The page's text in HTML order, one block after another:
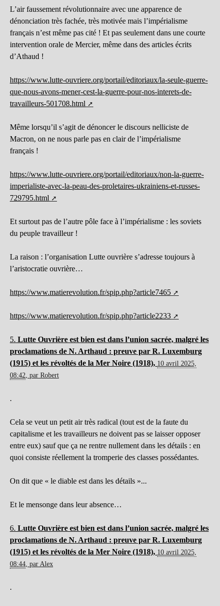
L’air faussement révolutionnaire avec une apparence de
dénonciation très fachée, très motivée mais l’impérialisme
français n’est même pas cité ! Et pas seulement dans une courte
intervention orale de Mercier, même dans des articles écrits
d’Athaud !
https://www.lutte-ouvriere.org/portail/editoriaux/la-seule-guerre-
que-nous-avons-mener-cest-la-guerre-pour-nos-interets-de-
travailleurs-501708.html
Même lorsqu’il s’agit de dénoncer le discours nelliciste de
Macron, on ne nous parle pas en clair de l’impérialisme
français !
https://www.lutte-ouvriere.org/portail/editoriaux/non-la-guerre-
imperialiste-avec-la-peau-des-proletaires-ukrainiens-et-russes-
729795.html
Et surtout pas de l’autre pôle face à l’impérialisme : les soviets
du peuple travailleur !
La raison : l’organisation Lutte ouvrière s’adresse toujours à
l’aristocratie ouvrière…
https://www.matierevolution.fr/spip.php?article7465
https://www.matierevolution.fr/spip.php?article2233
5. Lutte Ouvrière est bien est dans l’union sacrée, malgré les
proclamations de N. Arthaud : preuve par R. Luxemburg
(1915) et les révoltés de la Mer Noire (1918), 10 avril 2025,
08:42, par Robert
.
Cela se veut un petit air très radical (tout est de la faute du
capitalisme et les travailleurs ne doivent pas se laisser opposer
entre eux) sauf que ça ne rentre nullement dans les détails : en
quoi consiste réellement la tromperie des classes possédantes.
On dit que « le diable est dans les détails »...
Et le mensonge dans leur absence…
6. Lutte Ouvrière est bien est dans l’union sacrée, malgré les
proclamations de N. Arthaud : preuve par R. Luxemburg
(1915) et les révoltés de la Mer Noire (1918), 10 avril 2025,
08:44, parAlex
.